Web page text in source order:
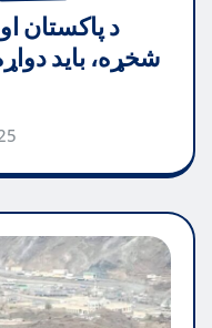
د پاکستان
شخړه، باید